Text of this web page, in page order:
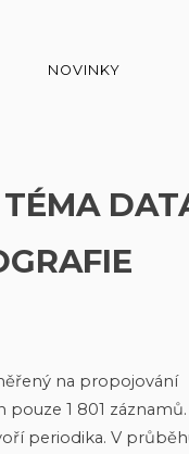
NOVINKY
na propojování
pouze 1 801 záznamů.
periodika. V